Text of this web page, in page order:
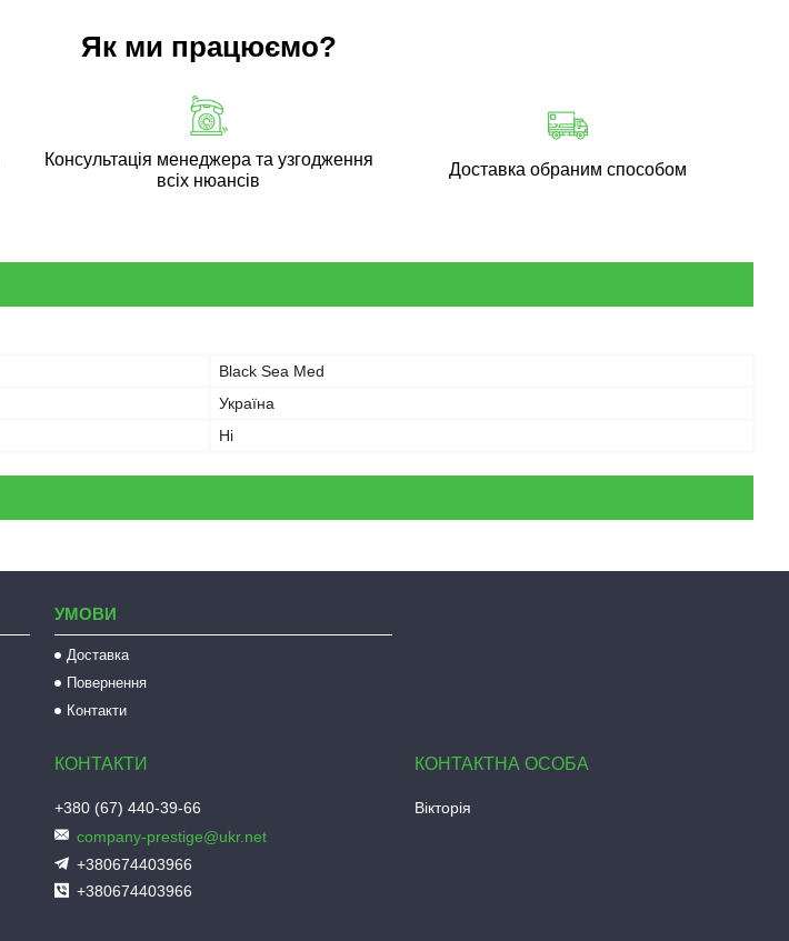
Як ми працюємо?
Консультація менеджера та узгодження
всіх нюансів
Доставка обраним способом
Black Sea Med
Україна
Ні
УМОВИ
Доставка
Повернення
Контакти
+380 (67) 440-39-66
company-prestige@ukr.net
+380674403966
+380674403966
Вікторія